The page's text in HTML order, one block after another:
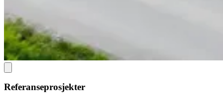
Referanseprosjekter